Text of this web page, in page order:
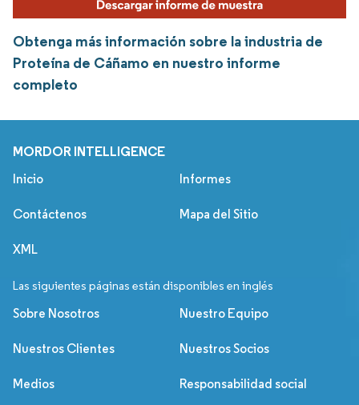
Obtenga más información sobre la industria de
Proteína de Cáñamo en nuestro informe
completo
MORDOR INTELLIGENCE
Inicio Informes
Contáctenos Mapa del Sitio
XML
Las siguientes páginas están disponibles en inglés
Sobre Nosotros Nuestro Equipo
Nuestros Clientes Nuestros Socios
Medios Responsabilidad social